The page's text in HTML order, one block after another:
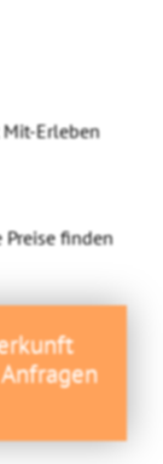
Erleben
finden